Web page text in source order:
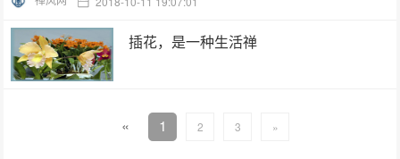
插花，是一种生活禅
« 1 2 3 »